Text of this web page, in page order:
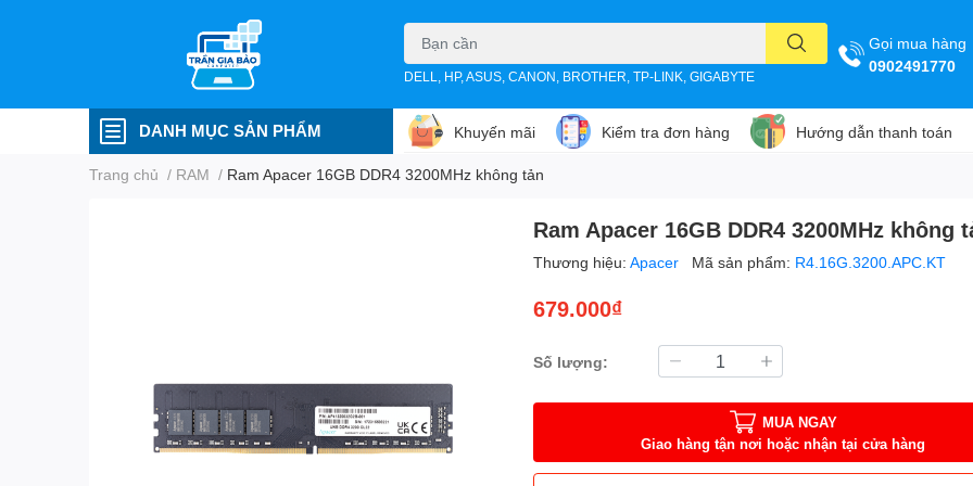
DELL, HP, ASUS, CANON, BROTHER, TP-LINK, GIGABYTE
Gọi mua hàng
0902491770
DANH MỤC SẢN PHẨM Khuyến mãi Kiểm tra đơn hàng Hướng dẫn thanh toán
Trang chủ / RAM / Ram Apacer 16GB DDR4 3200MHz không tản
Ram Apacer 16GB DDR4 3200MHz không
Thương hiệu:Apacer Mã sản phẩm: R4.16G.3200.APC.KT
679.000₫
Số lượng:
MUA NGAY
Giao hàng tận nơi hoặc nhận tại cửa hàng